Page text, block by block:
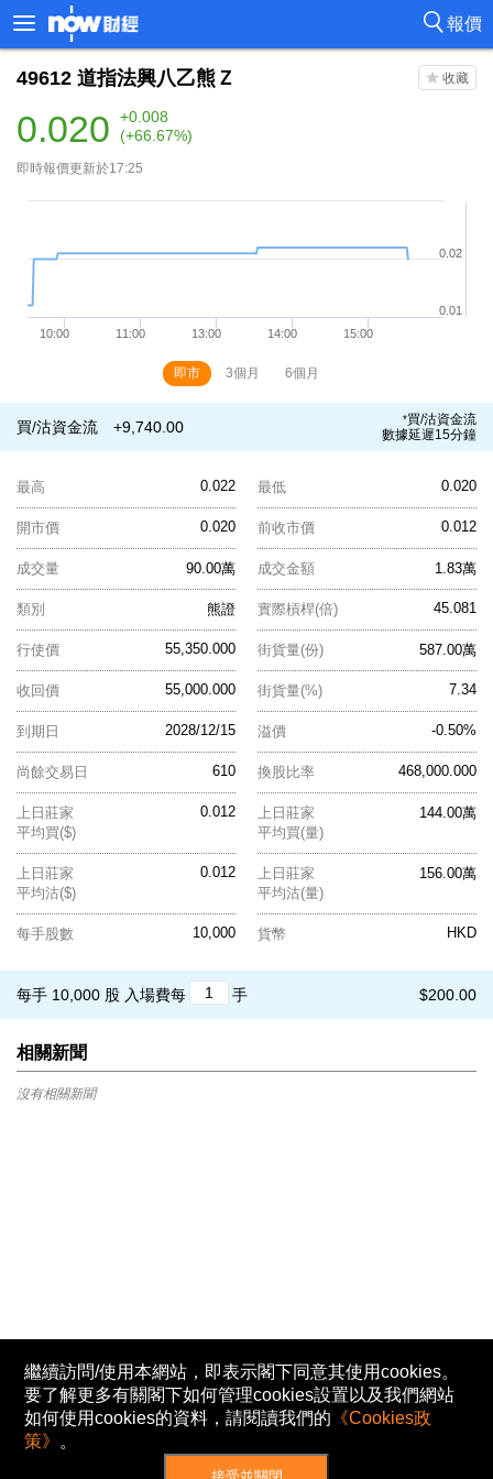
報價
49612 道指法興八乙熊Ｚ
0.020
+0.008
(+66.67%)
即時報價更新於17:25
即市 3個月 6個月
買/沽資金流 +9,740.00 *買/沽資金流
數據延遲15分鐘
0.022
最高 0.020
最低
0.020
開市價 0.012
前收市價
90.00萬
成交量 1.83萬
成交金額
熊證
類別 45.081
實際槓桿(倍)
55,350.000
行使價 587.00萬
街貨量(份)
55,000.000
收回價 7.34
街貨量(%)
2028/12/15
到期日 -0.50%
溢價
610
尚餘交易日 468,000.000
換股比率
0.012
上日莊家
平均買($)
144.00萬
上日莊家
平均買(量)
0.012
上日莊家
平均沽($)
156.00萬
上日莊家
平均沽(量)
10,000
每手股數 HKD
貨幣
$200.00
每手 10,000 股 入場費每 手
相關新聞
沒有相關新聞
繼續訪問/使用本網站，即表示閣下同意其使用cookies。
要了解更多有關閣下如何管理cookies設置以及我們網站
如何使用cookies的資料，請閱讀我們的 《Cookies政
策》 。